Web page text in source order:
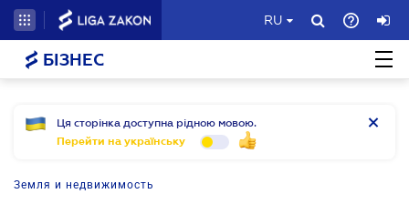
RU
БІЗНЕС
Ця сторінка доступна рідною мовою.
Перейти на українську
Земля и недвижимость